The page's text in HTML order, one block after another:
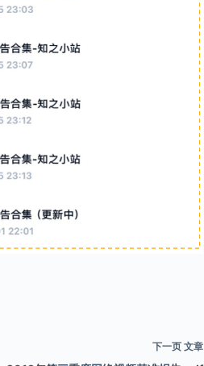
下一页 文章